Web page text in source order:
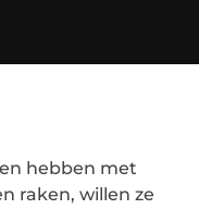
hebben met
raken, willen ze